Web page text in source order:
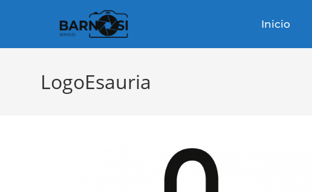
Inicio
LogoEsauria